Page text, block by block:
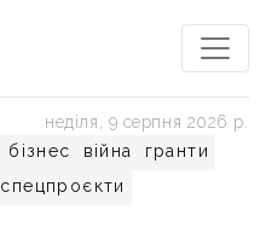
бізнес війна
гранти
спецпроєкти
неділя, 9 серпня 2026 р.